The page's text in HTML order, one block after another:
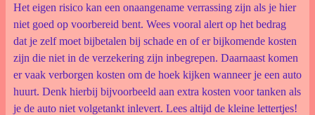
Het eigen risico kan een onaangename verrassing zijn als je hier
niet goed op voorbereid bent. Wees vooral alert op het bedrag
dat je zelf moet bijbetalen bij schade en of er bijkomende kosten
zijn die niet in de verzekering zijn inbegrepen. Daarnaast komen
er vaak verborgen kosten om de hoek kijken wanneer je een auto
huurt. Denk hierbij bijvoorbeeld aan extra kosten voor tanken als
je de auto niet volgetankt inlevert. Lees altijd de kleine lettertjes!